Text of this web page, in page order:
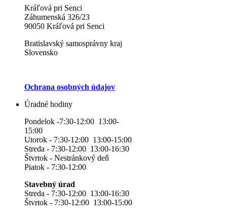
Kráľová pri Senci
Záhumenská 326/23
90050 Kráľová pri Senci
Bratislavský samosprávny kraj
Slovensko
Ochrana osobných údajov
Úradné hodiny
Pondelok -7:30-12:00 13:00-
15:00
Utorok - 7:30-12:00 13:00-15:00
Streda - 7:30-12:00 13:00-16:30
Štvrtok - Nestránkový deň
Piatok - 7:30-12:00
Stavebný úrad
Streda - 7:30-12:00 13:00-16:30
Štvrtok - 7:30-12:00 13:00-15:00